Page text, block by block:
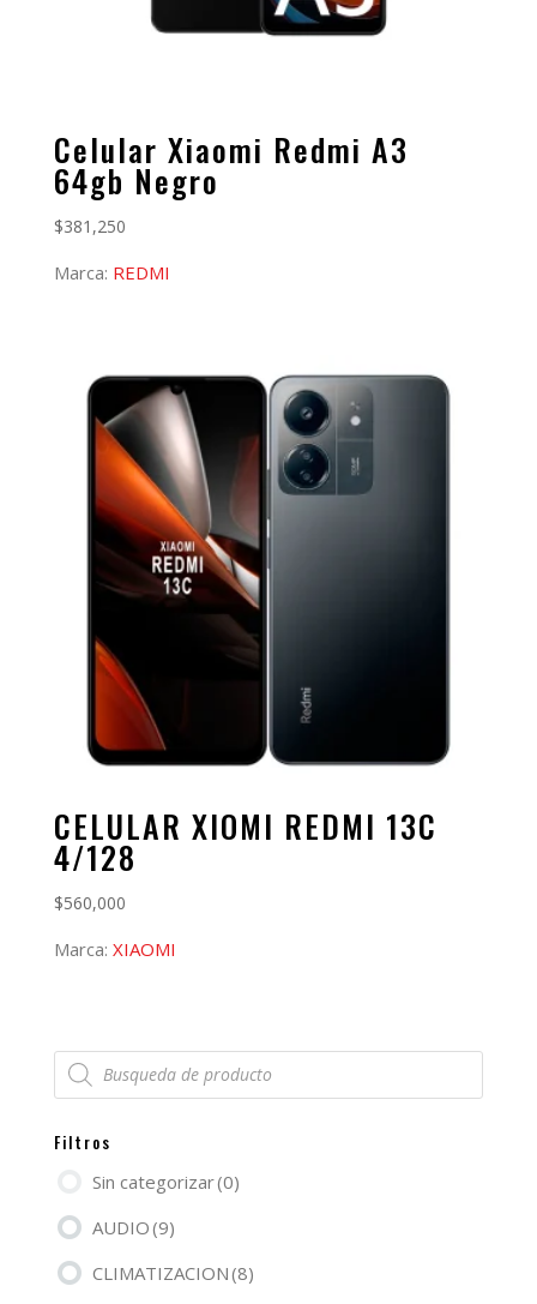
Celular Xiaomi Redmi A3
64gb Negro
$381,250
Marca: REDMI
CELULAR XIOMI REDMI 13C
4/128
$560,000
Marca: XIAOMI
Búsqueda
de
productos
Filtros
Sin categorizar(0)
AUDIO(9)
CLIMATIZACION(8)